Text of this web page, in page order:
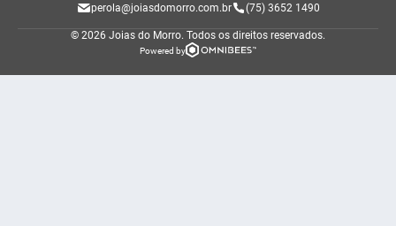
perola@joiasdomorro.com.br (75) 3652 1490
© 2026 Joias do Morro. Todos os direitos reservados.
Powered by